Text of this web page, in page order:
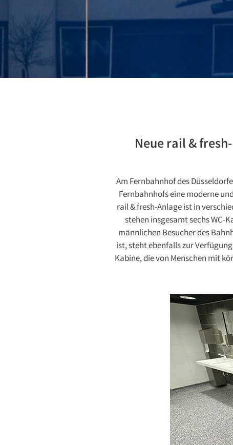
Neue rail &
Am Fernbahnhof des
Fernbahnhofs eine moderne
rail & fresh-Anlage ist in
stehen insgesamt sechs WC-
männlichen Besucher des
ist, steht ebenfalls zur
Kabine, die von Menschen mit